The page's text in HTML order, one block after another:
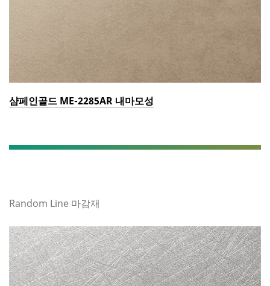
샴페인골드 ME-2285AR 내마모성
Random Line 마감재